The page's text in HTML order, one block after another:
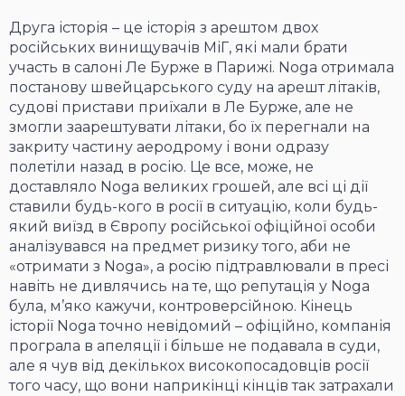
Друга історія – це історія з арештом двох
російських винищувачів МіГ, які мали брати
участь в салоні Ле Бурже в Парижі. Noga отримала
постанову швейцарського суду на арешт літаків,
судові пристави приїхали в Ле Бурже, але не
змогли заарештувати літаки, бо їх перегнали на
закриту частину аеродрому і вони одразу
полетіли назад в росію. Це все, може, не
доставляло Noga великих грошей, але всі ці дії
ставили будь-кого в росії в ситуацію, коли будь-
який виїзд в Європу російської офіційної особи
аналізувався на предмет ризику того, аби не
«отримати з Noga», а росію підтравлювали в пресі
навіть не дивлячись на те, що репутація у Noga
була, м’яко кажучи, контроверсійною. Кінець
історії Noga точно невідомий – офіційно, компанія
програла в апеляції і більше не подавала в суди,
але я чув від декількох високопосадовців росії
того часу, що вони наприкінці кінців так затрахали